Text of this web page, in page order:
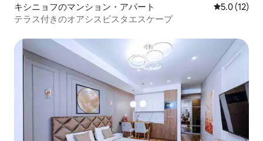
キシニョフのマンション・アパート レビュー12
5.0 (12)
テラス付きのオアシスビスタエスケープ